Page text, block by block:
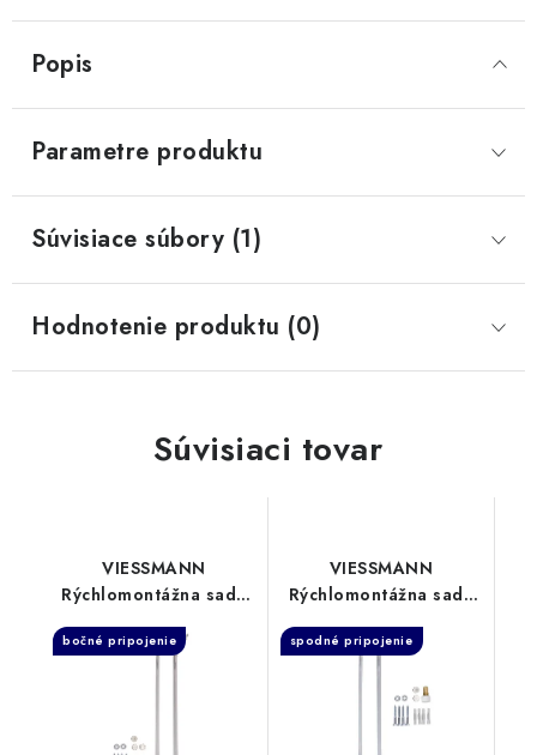
Popis
Parametre produktu
Súvisiace súbory (1)
Hodnotenie produktu (0)
Súvisiaci tovar
VIESSMANN
Rýchlomontážna sada
Typ K600, 7572549
bočné pripojenie
VIESSMANN
Rýchlomontážna sada
Typ VK600, 7572542
spodné pripojenie